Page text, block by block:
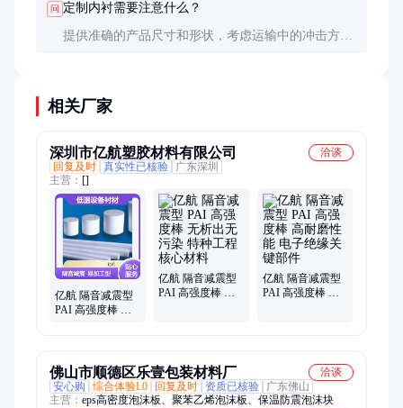
问 定制内衬需要注意什么？
提供准确的产品尺寸和形状，考虑运输中的冲击方
相关厂家
深圳市亿航塑胶材料有限公司
洽谈
回复及时 真实性已核验
广东深圳
主营： []
亿航 隔音减震型
PAI 高强度棒 易
亿航 隔音减震型
PAI 高强度棒 无
亿航 隔音减震型
PAI 高强度棒 高
佛山市顺德区乐壹包装材料厂
洽谈
安心购
综合体验L0 回复及时 资质已核验
广东佛山
主营： eps高密度泡沫板、聚苯乙烯泡沫板、保温防震泡沫块